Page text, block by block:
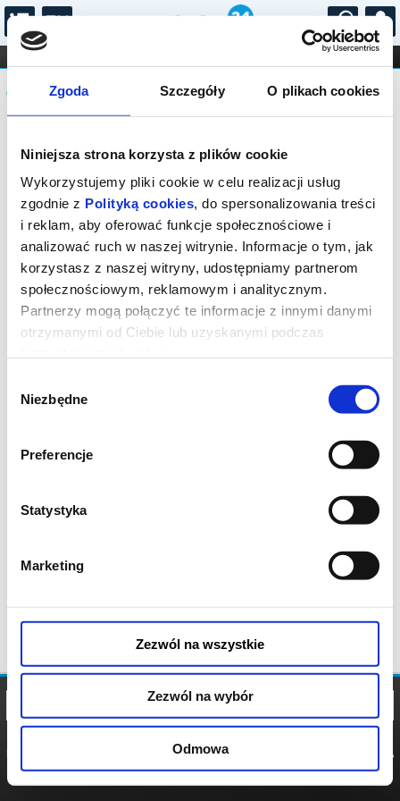
Zgoda Szczegóły O plikach cookies
Niniejsza strona korzysta z plików cookie
Wykorzystujemy pliki cookie w celu realizacji usług
zgodnie z Polityką cookies, do spersonalizowania treści
i reklam, aby oferować funkcje społecznościowe i
analizować ruch w naszej witrynie. Informacje o tym, jak
korzystasz z naszej witryny, udostępniamy partnerom
społecznościowym, reklamowym i analitycznym.
Partnerzy mogą połączyć te informacje z innymi danymi
otrzymanymi od Ciebie lub uzyskanymi podczas
zgody
Niezbędne
Preferencje
Statystyka
Marketing
Zezwól na wszystkie
Zezwól na wybór
Odmowa
...
FILHARMONIA OPERA I BALET
STAND-UP
DLA DZIECI
Komunikat
Sprzedaż biletów on-line na wydarzenie
została zakończona.
POLITYKA
POLITYKA